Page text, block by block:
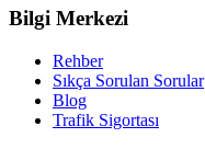
Bilgi Merkezi
Rehber
Sıkça Sorulan Sorular
Blog
Trafik Sigortası